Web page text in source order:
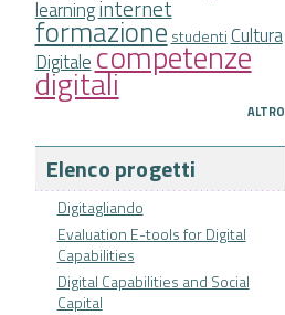
learninginternet
formazione studenti Cultura
Digitalecompetenze
digitali
ALTRO
Elenco progetti
Digitagliando
Evaluation E-tools for Digital
Capabilities
Digital Capabilities and Social
Capital